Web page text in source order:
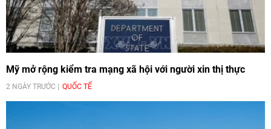
Mỹ mở rộng kiểm tra mạng xã hội với người xin thị thực
2 NGÀY TRƯỚC QUỐC TẾ